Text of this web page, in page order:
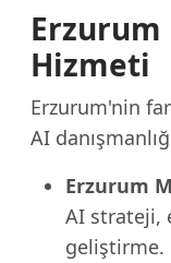
Hizmeti
Erzurum'nin
AI
Erzurum
AI strateji,
geliştirme.